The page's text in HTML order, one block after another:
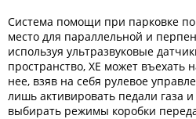
Система помощи при парковке
место для параллельной и
используя ультразвуковые
пространство, XE может въехать
нее, взяв на себя рулевое
лишь активировать педали газа
выбирать режимы коробки